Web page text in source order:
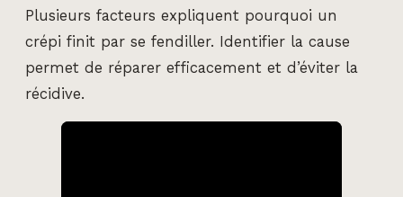
Plusieurs facteurs expliquent pourquoi un
crépi finit par se fendiller. Identifier la cause
permet de réparer efficacement et d’éviter la
récidive.